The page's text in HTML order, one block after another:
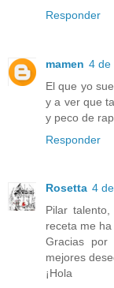
Responder
mamen 4 de
El que yo
y a ver que
y peco de
Responder
Rosetta 4
Pilar
receta me
Gracias por
mejores
¡Hola